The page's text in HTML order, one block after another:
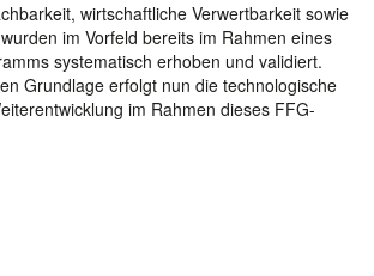
wirtschaftliche Verwertbarkeit sowie
im Vorfeld bereits im Rahmen eines
systematisch erhoben und validiert.
Grundlage erfolgt nun die technologische
im Rahmen dieses FFG-